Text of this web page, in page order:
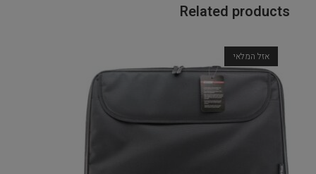
Related products
אזל המלאי